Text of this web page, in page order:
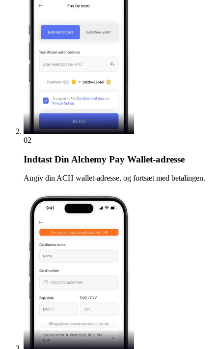
02
Indtast Din Alchemy Pay Wallet-adresse
Angiv din ACH wallet-adresse, og fortsæt med betalingen.